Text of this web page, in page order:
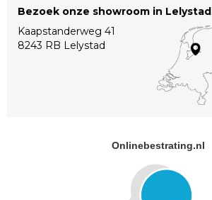
Bezoek onze showroom in Lelystad
Kaapstanderweg 41
8243 RB Lelystad
Onlinebestrating.nl